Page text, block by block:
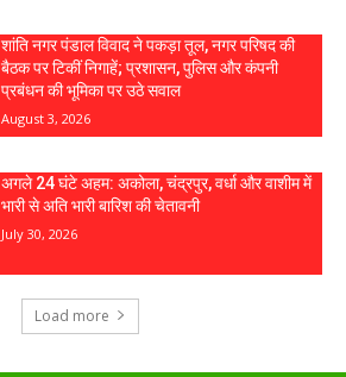
शांति नगर पंडाल विवाद ने पकड़ा तूल, नगर परिषद की
बैठक पर टिकीं निगाहें; प्रशासन, पुलिस और कंपनी
प्रबंधन की भूमिका पर उठे सवाल
August 3, 2026
अगले 24 घंटे अहम: अकोला, चंद्रपुर, वर्धा और वाशीम में
भारी से अति भारी बारिश की चेतावनी
July 30, 2026
Load more